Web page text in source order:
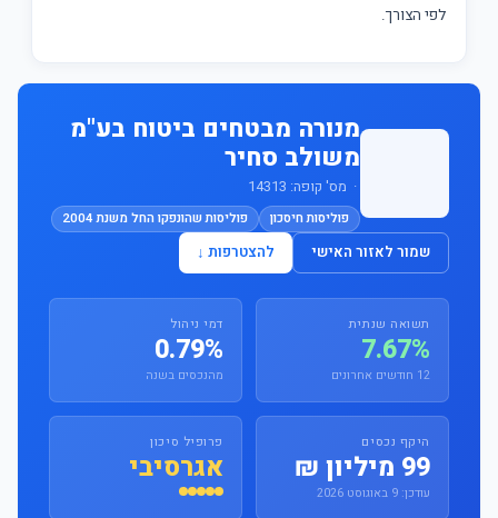
לפי הצורך.
מנורה מבטחים ביטוח בע"מ
משולב סחיר
· מס' קופה: 14313
פוליסות חיסכון פוליסות שהונפקו החל משנת 2004
שמור לאזור האישי להצטרפות ↓
תשואה שנתית
7.67%
12 חודשים אחרונים
דמי ניהול
0.79%
מהנכסים בשנה
היקף נכסים
99 מיליון ₪
עודכן: 9 באוגוסט 2026
פרופיל סיכון
אגרסיבי